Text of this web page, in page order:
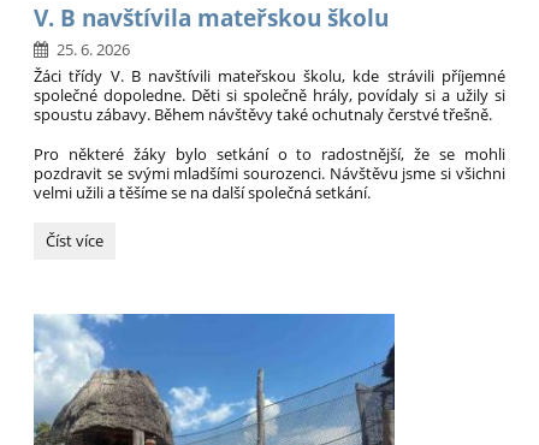
V. B navštívila mateřskou školu
25. 6. 2026
Žáci třídy V. B navštívili mateřskou školu, kde strávili příjemné
společné dopoledne. Děti si společně hrály, povídaly si a užily si
spoustu zábavy. Během návštěvy také ochutnaly čerstvé třešně.
Pro některé žáky bylo setkání o to radostnější, že se mohli
pozdravit se svými mladšími sourozenci. Návštěvu jsme si všichni
velmi užili a těšíme se na další společná setkání.
V.
školu:
Číst více